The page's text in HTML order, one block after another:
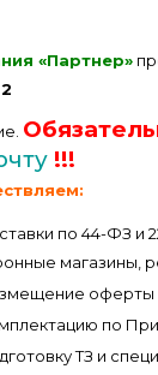
«Партнер»
!!!
по 44-ФЗ и
магазины,
оферты
по
ТЗ и